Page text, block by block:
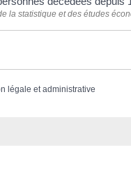
la statistique et des études
légale et administrative